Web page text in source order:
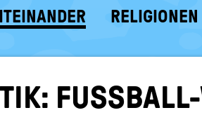
RELIGIONEN